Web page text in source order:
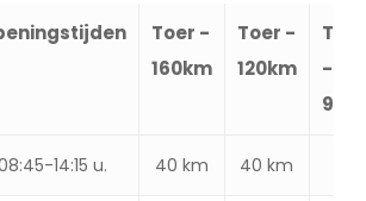
Toer -
160km
Toer -
120km
Toer
-
Toer -
Toer -
14:15 u. 40 km 40 km